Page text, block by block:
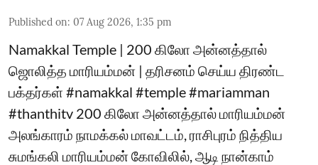
Published on: 07 Aug 2026, 1:35 pm
Namakkal Temple | 200 கிலோ அன்னத்தால்
ஜொலித்த மாரியம்மன் | தரிசனம் செய்ய திரண்ட
பக்தர்கள் #namakkal #temple #mariamman
#thanthitv 200 கிலோ அன்னத்தால் மாரியம்மன்
அலங்காரம் நாமக்கல் மாவட்டம், ராசிபுரம் நித்திய
சுமங்கலி மாரியம்மன் கோவிலில், ஆடி நான்காம்